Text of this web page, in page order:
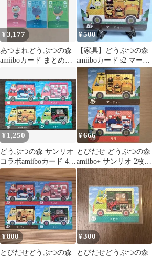
¥3,177
あつまれどうぶつの森
amiiboカード まとめ売
¥500
【家具】どうぶつの森
amiiboカード s2 マーテ
ィー アミーボ あつ森
¥ 1,250
どうぶつの森 サンリオ
コラボamiiboカード 4種
セット
¥666
とびだせ どうぶつの森
amiibo+ サンリオ 2枚セ
ット
¥800
とびだせどうぶつの森
¥300
とびだせどうぶつの森